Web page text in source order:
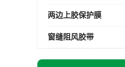
两边上胶保护膜
窗缝阻风胶带